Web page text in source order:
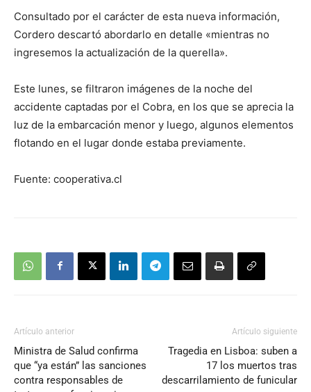
Consultado por el carácter de esta nueva información,
Cordero descartó abordarlo en detalle «mientras no
ingresemos la actualización de la querella».
Este lunes, se filtraron imágenes de la noche del
accidente captadas por el Cobra, en los que se aprecia la
luz de la embarcación menor y luego, algunos elementos
flotando en el lugar donde estaba previamente.
Fuente: cooperativa.cl
Artículo anterior
Ministra de Salud confirma
que “ya están” las sanciones
contra responsables de
Artículo siguiente
Tragedia en Lisboa: suben a
17 los muertos tras
descarrilamiento de funicular